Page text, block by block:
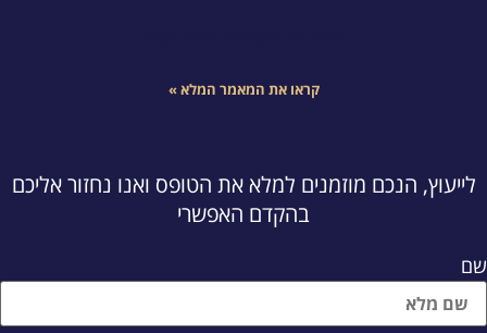
קראו את המאמר המלא »
לייעוץ, הנכם מוזמנים למלא את הטופס ואנו נחזור אליכם
בהקדם האפשרי